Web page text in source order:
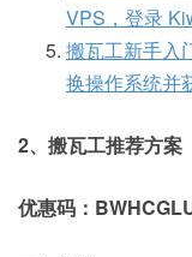
This
have:
to
VPS，登录
搬瓦工新手入
换操作系统并
2、搬瓦工推荐方案
优惠码：